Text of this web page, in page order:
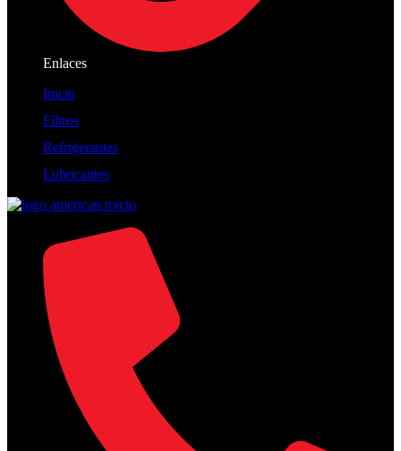
Enlaces
Inicio
Filtros
Refrigerantes
Lubricantes